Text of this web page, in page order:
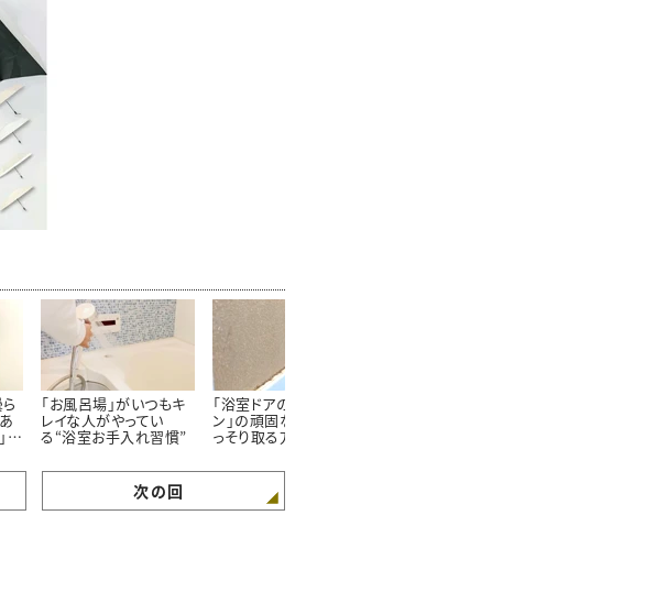
「お風呂場」がいつもキ
レイな人がやってい
る“浴室お手入れ習慣”
「浴室ドアのゴムパッキ
ン」の頑固な黒カビをご
っそり取る方法【知って
次の回